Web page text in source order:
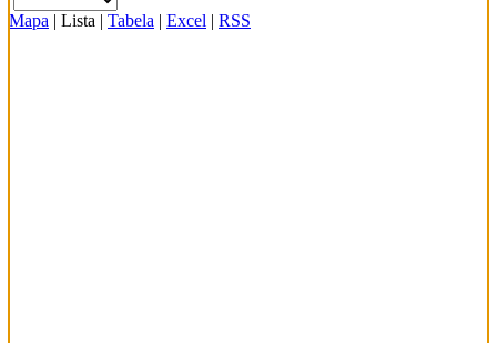
Mapa | Lista | Tabela | Excel | RSS